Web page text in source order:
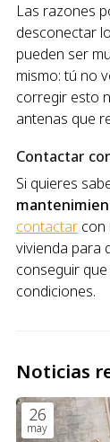
Las razones
desconectar
pueden ser
mismo: tú no
corregir esto
antenas que
Contactar
Si quieres
contactarcon
vivienda para
conseguir
condiciones.
Noticias
26
may